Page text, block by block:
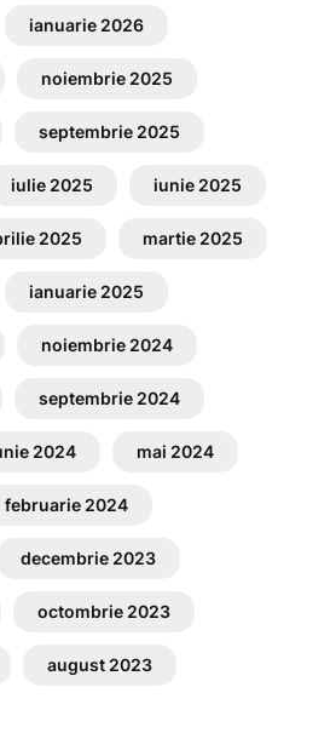
ianuarie 2026
noiembrie 2025
septembrie 2025
iulie 2025 iunie 2025
2025 martie 2025
ianuarie 2025
noiembrie 2024
septembrie 2024
2024 mai 2024
februarie 2024
decembrie 2023
octombrie 2023
august 2023